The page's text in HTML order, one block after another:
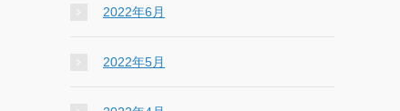
2022年6月
2022年5月